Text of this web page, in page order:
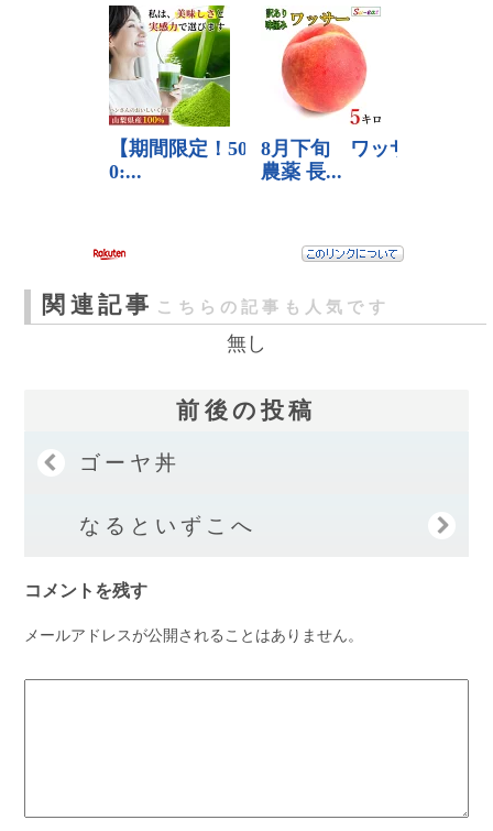
関連記事 こちらの記事も人気です
無し
前後の投稿
ゴーヤ丼
なるといずこへ
コメントを残す
メールアドレスが公開されることはありません。